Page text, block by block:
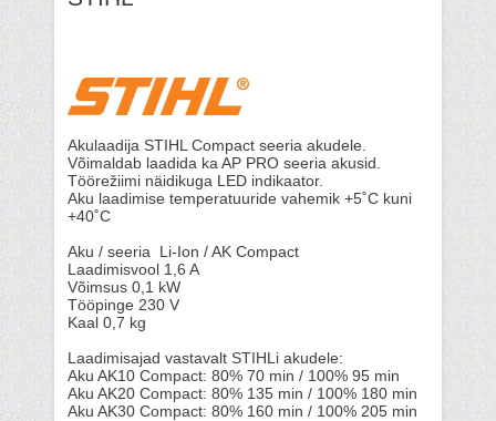
Akulaadija STIHL Compact seeria akudele.
Võimaldab laadida ka AP PRO seeria akusid.
Töörežiimi näidikuga LED indikaator.
Aku laadimise temperatuuride vahemik +5˚C kuni
+40˚C
Aku / seeria Li-Ion / AK Compact
Laadimisvool 1,6 A
Võimsus 0,1 kW
Tööpinge 230 V
Kaal 0,7 kg
Laadimisajad vastavalt STIHLi akudele:
Aku AK10 Compact: 80% 70 min / 100% 95 min
Aku AK20 Compact: 80% 135 min / 100% 180 min
Aku AK30 Compact: 80% 160 min / 100% 205 min